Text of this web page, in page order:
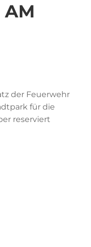
AM
der Feuerwehr
für die
reserviert